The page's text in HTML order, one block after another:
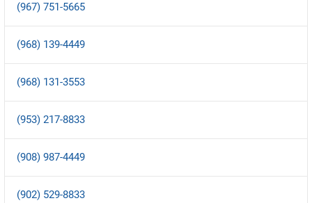
(967) 751-5665
(968) 139-4449
(968) 131-3553
(953) 217-8833
(908) 987-4449
(902) 529-8833